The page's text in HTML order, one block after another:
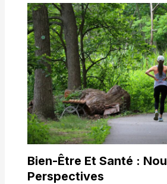
Bien-Être Et Santé :
Perspectives